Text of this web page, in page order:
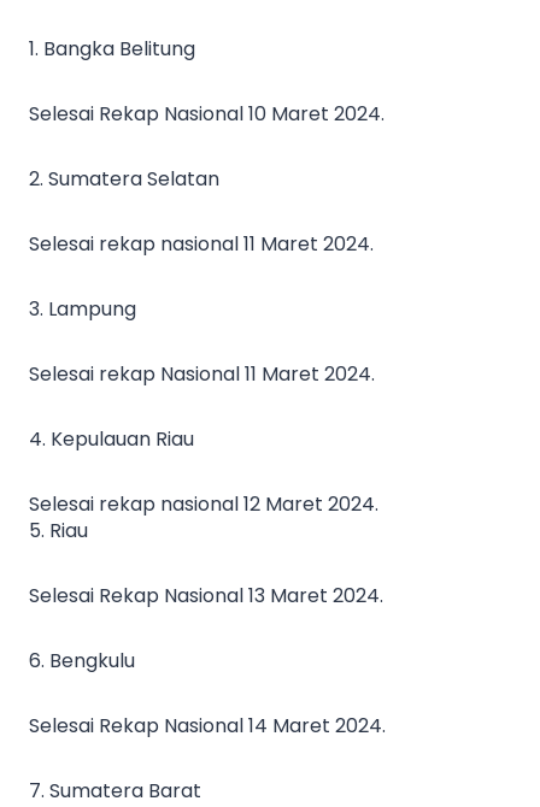
1. Bangka Belitung
Selesai Rekap Nasional 10 Maret 2024.
2. Sumatera Selatan
Selesai rekap nasional 11 Maret 2024.
3. Lampung
Selesai rekap Nasional 11 Maret 2024.
4. Kepulauan Riau
Selesai rekap nasional 12 Maret 2024.
5. Riau
Selesai Rekap Nasional 13 Maret 2024.
6. Bengkulu
Selesai Rekap Nasional 14 Maret 2024.
7. Sumatera Barat